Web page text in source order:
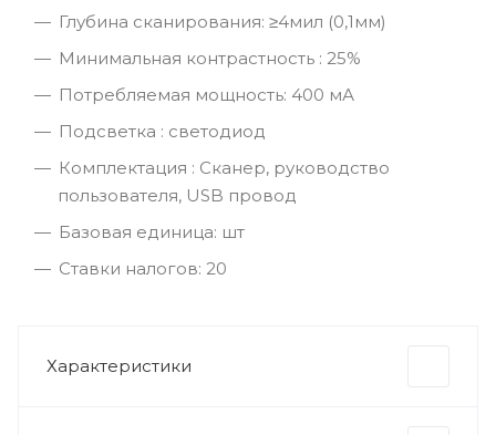
Глубина сканирования: ≥4мил (0,1мм)
Минимальная контрастность : 25%
Потребляемая мощность: 400 мА
Подсветка : светодиод
Комплектация : Сканер, руководство
пользователя, USB провод
Базовая единица: шт
Ставки налогов: 20
Характеристики